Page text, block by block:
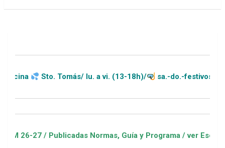
Sto. Tomás/ lu. a vi. (13-18h)/ sa.-do.-festivos (11-20h)
/ Publicadas Normas, Guía y Programa / ver Escuelas